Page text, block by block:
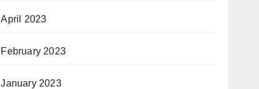
April 2023
February 2023
January 2023